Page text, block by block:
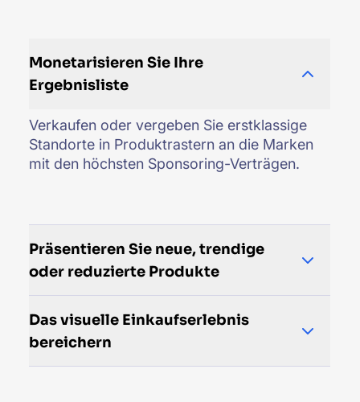
Monetarisieren Sie Ihre
Ergebnisliste
Verkaufen oder vergeben Sie erstklassige
Standorte in Produktrastern an die Marken
mit den höchsten Sponsoring-Verträgen.
Präsentieren Sie neue, trendige
oder reduzierte Produkte
Das visuelle Einkaufserlebnis
bereichern